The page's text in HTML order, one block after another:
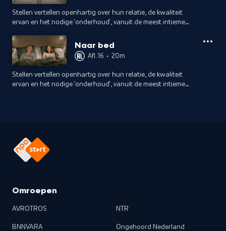
Stellen vertellen openhartig over hun relatie, de kwaliteit
ervan en het nodige 'onderhoud', vanuit de meest intieme
bed, hoe doen ze dat?Naar bed
Afl. 16 • 20m
Stellen vertellen openhartig over hun relatie, de kwaliteit
ervan en het nodige 'onderhoud', vanuit de meest intieme
Omroepen
AVROTROS
BNNVARA
NTR
Ongehoord Nederland